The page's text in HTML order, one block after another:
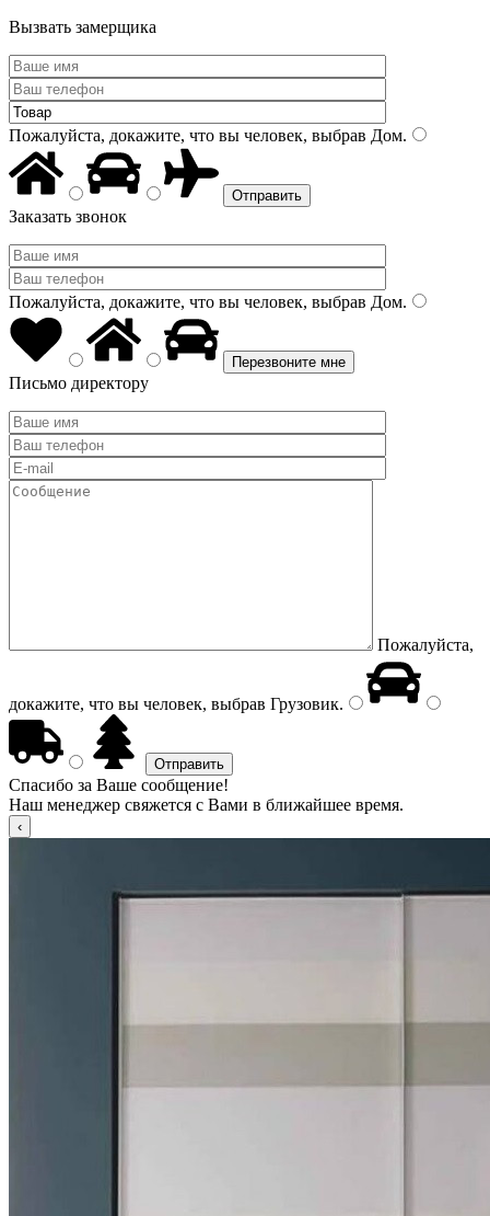
Вызвать замерщика
Пожалуйста, докажите, что вы человек, выбрав Дом.
Заказать звонок
Пожалуйста, докажите, что вы человек, выбрав Дом.
Письмо директору
Пожалуйста,
докажите, что вы человек, выбрав Грузовик.
Спасибо за Ваше сообщение!
Наш менеджер свяжется с Вами в ближайшее время.